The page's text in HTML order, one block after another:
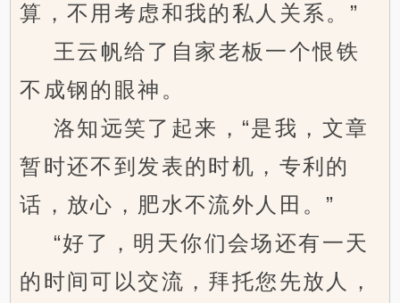
算，不用考虑和我的私人关系。”
王云帆给了自家老板一个恨铁
不成钢的眼神。
洛知远笑了起来，“是我，文章
暂时还不到发表的时机，专利的
话，放心，肥水不流外人田。”
“好了，明天你们会场还有一天
的时间可以交流，拜托您先放人，